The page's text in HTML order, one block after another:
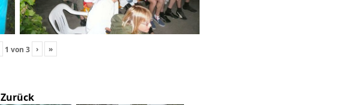
1 von 3 › »
Zurück